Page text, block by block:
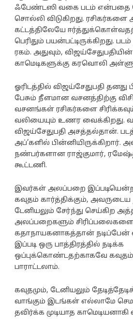
ஃபேண்டஸி வகை படம்
சொல்லி விடுகிறது.
கட்டத்திலேயே
பெரிதும் பயன்பட்டிருக்கிறது.
ரகம். அதுவும்,
காமெடிகளுக்கு கரவொலி
ஓரிடத்தில் விஜய்சேதுபதி தனது
பேசும் நீளமான வசனத்திற்கு
வசனங்கள் ரசிகர்களை
வலியையும் உணர வைக்கிறது.
விஜய்சேதுபதி அசத்தல்தான்.
அப்’களில் பின்னியிருக்கிறார்.
நண்பர்களான ராஜ்குமார்,
கூட்டணி.
இவர்கள் அலப்பறை
கவுதம் கார்த்திக்கும்,
டேனியலும் சேர்ந்து செய்கிற
அலப்பறைகளும் சிரிப்பலைகளை
கதாநாயகனாகத்தான்
இப்படி ஒரு பாத்திரத்தில் நடிக்க
ஒப்புக்கொண்டதற்காகவே கவுதம்
பாராட்டலாம்.
கவுதமும், டேனியலும்
வாங்கும் இடங்கள் எல்லாமே
தவிர்க்க முடியாத